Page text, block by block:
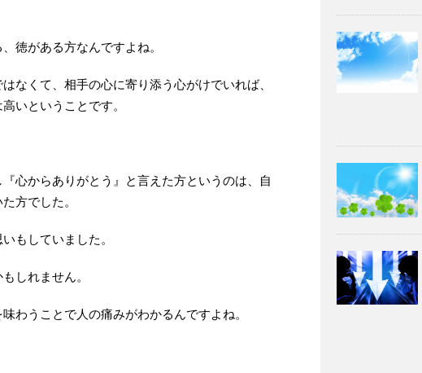
徳がある方なんですよね。
なくて、相手の心に寄り添う心がけでいれば、
いということです。
心からありがとう』と言えた方というのは、自
方でした。
もしていました。
しれません。
わうことで人の痛みがわかるんですよね。